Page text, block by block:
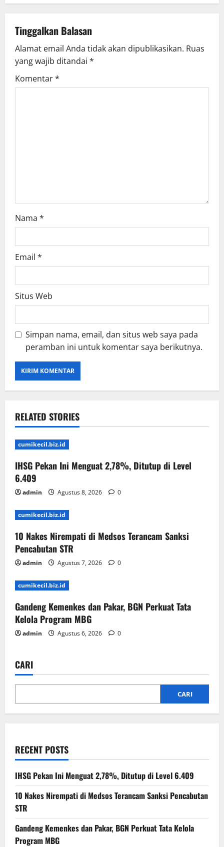
v
i
g
Tinggalkan Balasan
Alamat email Anda tidak akan dipublikasikan. Ruas
yang wajib ditandai *
Komentar*
Nama *
Email *
Situs Web
Simpan nama, email, dan situs web saya pada
peramban ini untuk komentar saya berikutnya.
RELATED STORIES
cumikecil.biz.id
IHSG Pekan Ini Menguat 2,78%, Ditutup di Level
6.409
admin Agustus 8, 2026 0
cumikecil.biz.id
10 Nakes Nirempati di Medsos Terancam Sanksi
Pencabutan STR
admin Agustus 7, 2026 0
cumikecil.biz.id
Gandeng Kemenkes dan Pakar, BGN Perkuat Tata
Kelola Program MBG
admin Agustus 6, 2026 0
CARI
CARI
RECENT POSTS
IHSG Pekan Ini Menguat 2,78%, Ditutup di Level 6.409
10 Nakes Nirempati di Medsos Terancam Sanksi Pencabutan
STR
Gandeng Kemenkes dan Pakar, BGN Perkuat Tata Kelola
Program MBG